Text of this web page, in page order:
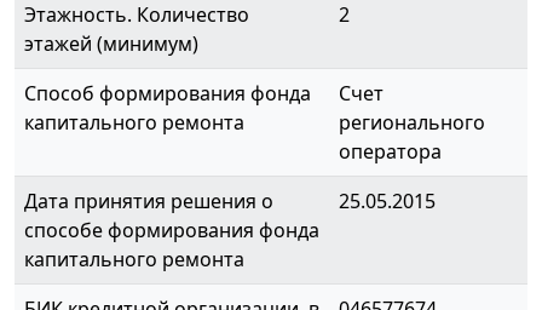
Этажность. Количество
этажей (минимум)
2
Способ формирования фонда
капитального ремонта
Счет
регионального
оператора
Дата принятия решения о
способе формирования фонда
капитального ремонта
25.05.2015